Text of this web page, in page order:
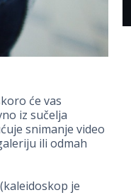
će vas
iz sučelja
snimanje video
ili odmah
je